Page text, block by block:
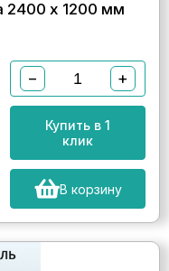
х 1200 мм
− +
Купить в 1
клик
В корзину